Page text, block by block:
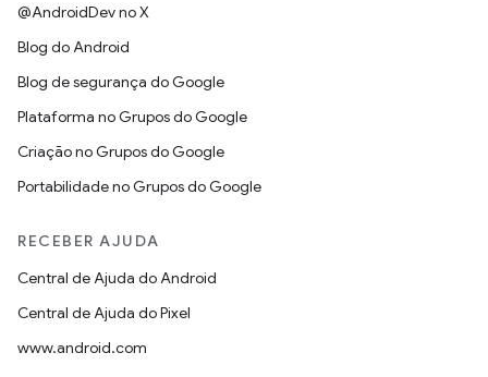
@AndroidDev no X
Blog do Android
Blog de segurança do Google
Plataforma no Grupos do Google
Criação no Grupos do Google
Portabilidade no Grupos do Google
RECEBER AJUDA
Central de Ajuda do Android
Central de Ajuda do Pixel
www.android.com